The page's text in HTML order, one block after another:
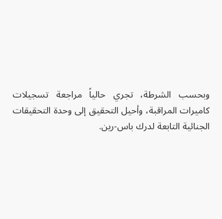
وبحسب الشرطة، تجري حالياً مراجعة تسجيلات
كاميرات المراقبة، وأحيل التحقيق إلى وحدة التحقيقات
الجنائية التابعة لدرك باس-رين.